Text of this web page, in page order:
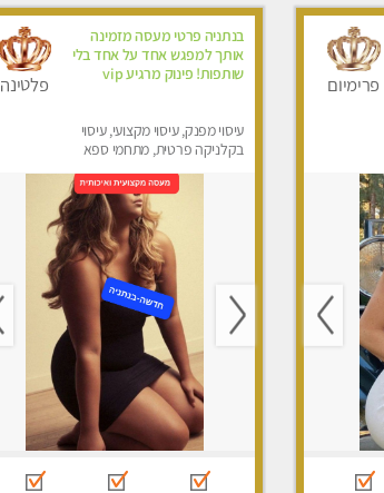
פרימיום
בנתניה פרטי מעסה מזמינה
אותך למפגש אחד על אחד בלי
שותפות! פינוק מרגיע vip
עיסוי מפנק, עיסוי מקצועי, עיסוי
בקלניקה פרטית, מתחמי ספא
פלטינה